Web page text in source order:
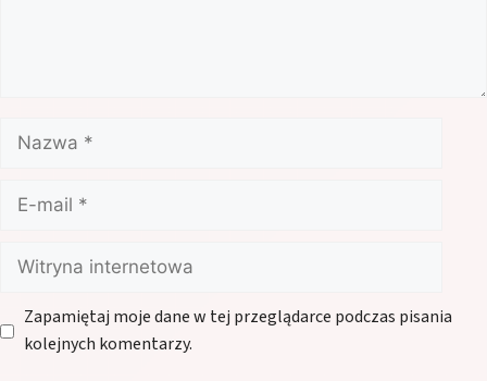
Nazwa
mail
Witryna
internetowa
Zapamiętaj moje dane w tej przeglądarce podczas pisania
kolejnych komentarzy.